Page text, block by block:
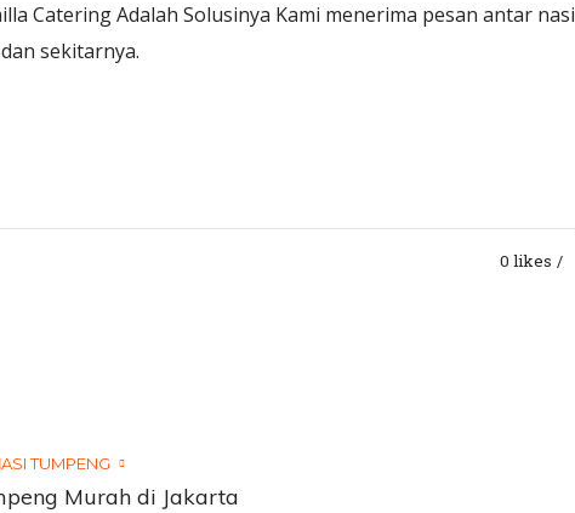
Catering Adalah Solusinya Kami menerima pesan antar nasi
sekitarnya.
0 likes
TUMPENG
Murah di Jakarta